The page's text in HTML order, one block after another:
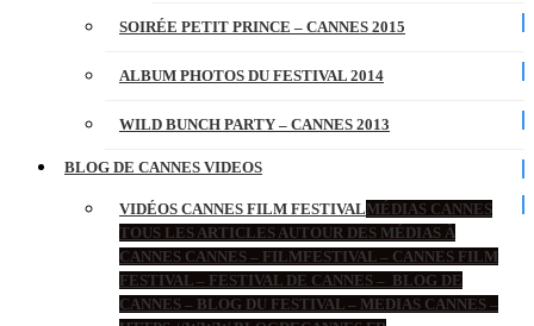
SOIRÉE PETIT PRINCE – CANNES 2015
ALBUM PHOTOS DU FESTIVAL 2014
WILD BUNCH PARTY – CANNES 2013
BLOG DE CANNES VIDEOS
VIDÉOS CANNES FILM FESTIVALMÉDIAS CANNES
TOUS LES ARTICLES AUTOUR DES MÉDIAS À
CANNES CANNES – FILMFESTIVAL – CANNES FILM
FESTIVAL – FESTIVAL DE CANNES – BLOG DE
CANNES – BLOG DU FESTIVAL – MEDIAS CANNES –